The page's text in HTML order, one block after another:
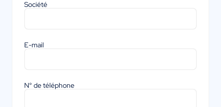
Société
E-mail
N° de téléphone